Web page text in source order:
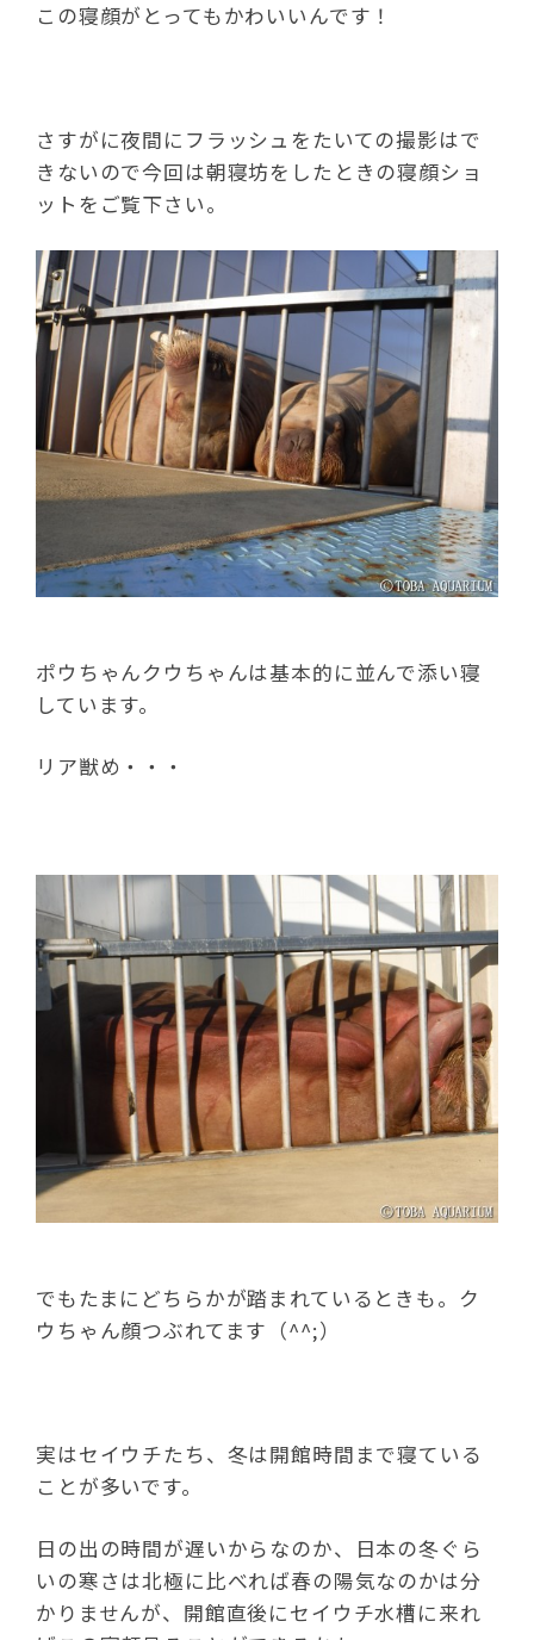
この寝顔がとってもかわいいんです！
さすがに夜間にフラッシュをたいての撮影はで
きないので今回は朝寝坊をしたときの寝顔ショ
ットをご覧下さい。
ポウちゃんクウちゃんは基本的に並んで添い寝
しています。
リア獣め・・・
でもたまにどちらかが踏まれているときも。ク
ウちゃん顔つぶれてます（^^;）
実はセイウチたち、冬は開館時間まで寝ている
ことが多いです。
日の出の時間が遅いからなのか、日本の冬ぐら
いの寒さは北極に比べれば春の陽気なのかは分
かりませんが、開館直後にセイウチ水槽に来れ